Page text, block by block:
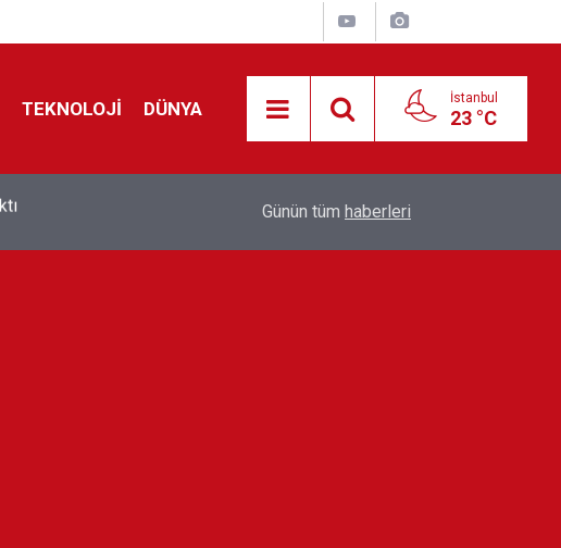
TEKNOLOJİ DÜNYA İstanbul
23 °C
kontrol edecek
Günün tüm haberleri